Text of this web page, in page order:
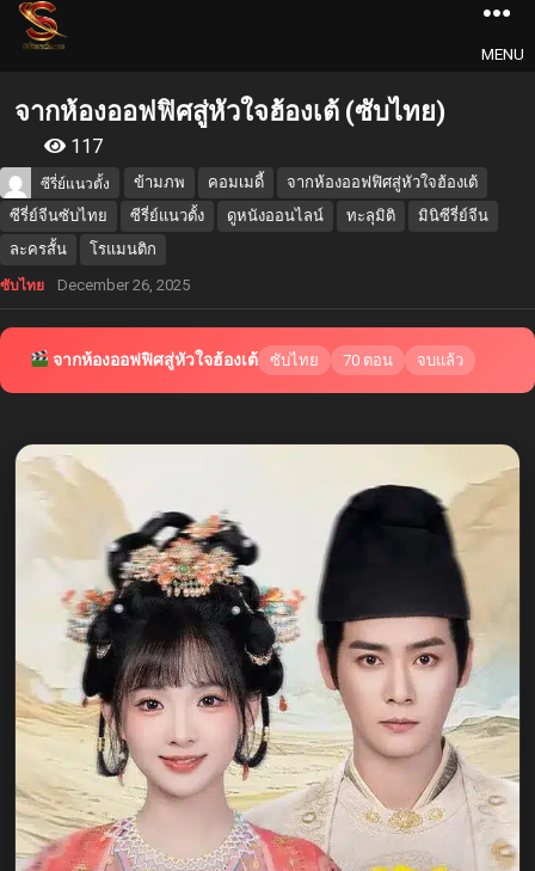
MENU
จากห้องออฟฟิศสู่หัวใจฮ้องเต้ (ซับไทย)
117
ซีรี่ย์แนวตั้ง ข้ามภพ คอมเมดี้
จากห้องออฟฟิศสู่หัวใจฮ้องเต้
ซีรี่ย์จีนซับไทย
ซีรี่ย์แนวตั้ง ดูหนังออนไลน์ ทะลุมิติ
มินิซีรี่ย์จีน
ละครสั้น
โรแมนติก
ซับไทย December 26, 2025
จากห้องออฟฟิศสู่หัวใจฮ้องเต้ ซับไทย 70 ตอน จบแล้ว